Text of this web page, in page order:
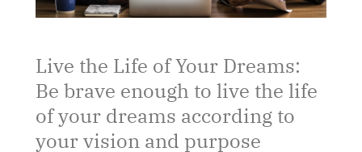
Live the Life of Your Dreams:
Be brave enough to live the life
of your dreams according to
your vision and purpose